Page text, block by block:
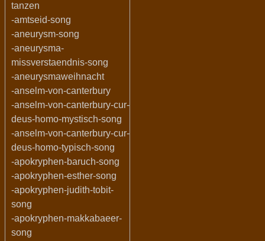
tanzen
-amtseid-song
-aneurysm-song
-aneurysma-
missverstaendnis-song
-aneurysmaweihnacht
-anselm-von-canterbury
-anselm-von-canterbury-cur-
deus-homo-mystisch-song
-anselm-von-canterbury-cur-
deus-homo-typisch-song
-apokryphen-baruch-song
-apokryphen-esther-song
-apokryphen-judith-tobit-
song
-apokryphen-makkabaeer-
song